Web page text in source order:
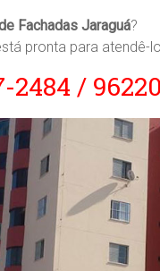
Fachadas Jaraguá?
pronta para atendê-
2484 /